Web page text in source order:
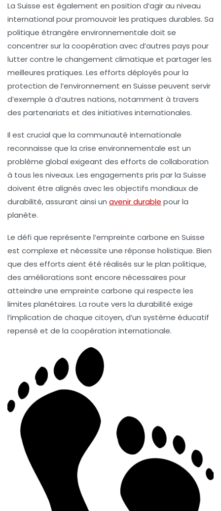
La Suisse est également en position d’agir au niveau
international pour promouvoir les pratiques durables. Sa
politique étrangère environnementale doit se
concentrer sur la coopération avec d’autres pays pour
lutter contre le changement climatique et partager les
meilleures pratiques. Les efforts déployés pour la
protection de l’environnement en Suisse peuvent servir
d’exemple à d’autres nations, notamment à travers
des partenariats et des initiatives internationales.
Il est crucial que la communauté internationale
reconnaisse que la crise environnementale est un
problème global exigeant des efforts de collaboration
à tous les niveaux. Les engagements pris par la Suisse
doivent être alignés avec les objectifs mondiaux de
durabilité, assurant ainsi un avenir durable pour la
planète.
Le défi que représente l’empreinte carbone en Suisse
est complexe et nécessite une réponse holistique. Bien
que des efforts aient été réalisés sur le plan politique,
des améliorations sont encore nécessaires pour
atteindre une empreinte carbone qui respecte les
limites planétaires. La route vers la durabilité exige
l’implication de chaque citoyen, d’un système éducatif
repensé et de la coopération internationale.